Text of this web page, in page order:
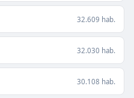
32.609 hab.
32.030 hab.
30.108 hab.